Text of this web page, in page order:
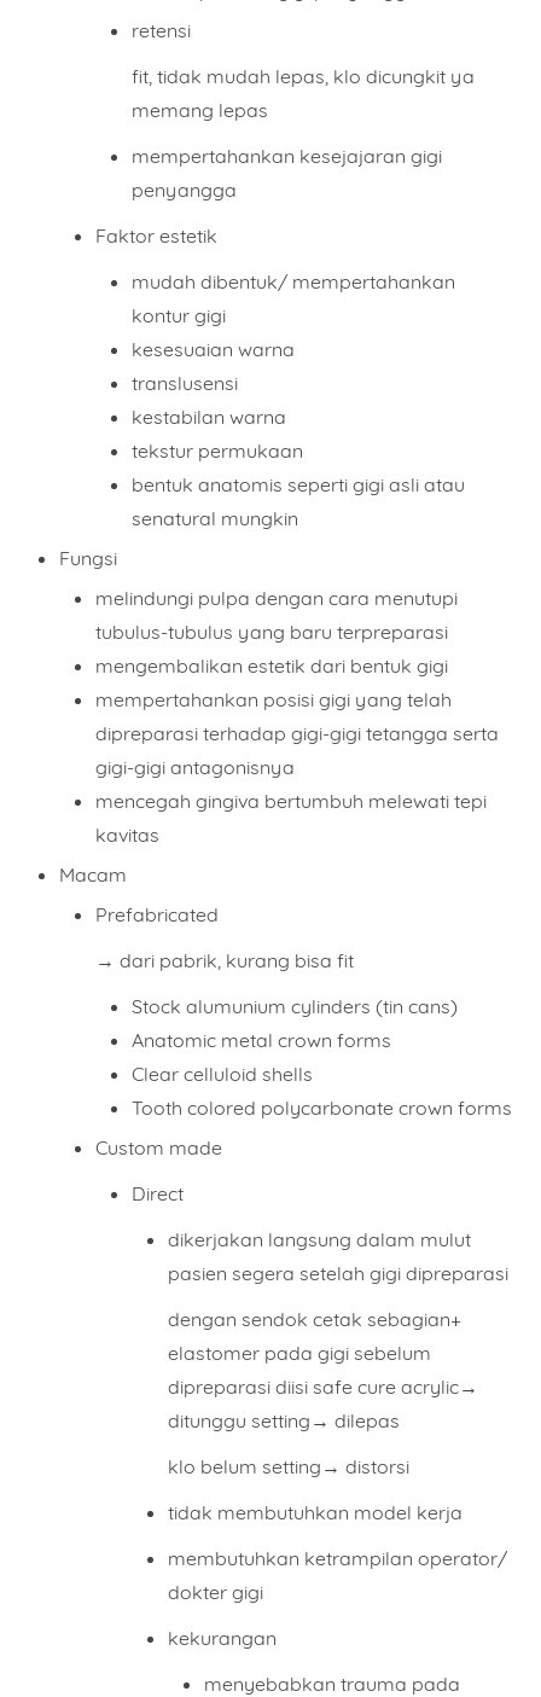
retensi
fit, tidak mudah lepas, klo dicungkit ya
memang lepas
mempertahankan kesejajaran gigi
penyangga
Faktor estetik
mudah dibentuk/ mempertahankan
kontur gigi
kesesuaian warna
translusensi
kestabilan warna
tekstur permukaan
bentuk anatomis seperti gigi asli atau
senatural mungkin
Fungsi
melindungi pulpa dengan cara menutupi
tubulus-tubulus yang baru terpreparasi
mengembalikan estetik dari bentuk gigi
mempertahankan posisi gigi yang telah
dipreparasi terhadap gigi-gigi tetangga serta
gigi-gigi antagonisnya
mencegah gingiva bertumbuh melewati tepi
kavitas
Macam
Prefabricated
→ dari pabrik, kurang bisa fit
Stock alumunium cylinders (tin cans)
Anatomic metal crown forms
Clear celluloid shells
Tooth colored polycarbonate crown forms
Custom made
Direct
dikerjakan langsung dalam mulut
pasien segera setelah gigi dipreparasi
dengan sendok cetak sebagian+
elastomer pada gigi sebelum
dipreparasi diisi safe cure acrylic→
ditunggu setting→ dilepas
klo belum setting→ distorsi
tidak membutuhkan model kerja
membutuhkan ketrampilan operator/
dokter gigi
kekurangan
menyebabkan trauma pada